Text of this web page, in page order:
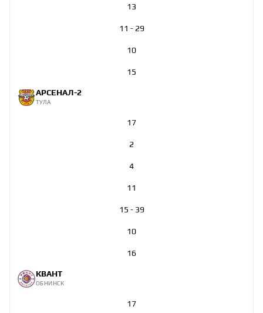
13
11 - 29
10
15
АРСЕНАЛ-2
ТУЛА
17
2
4
11
15 - 39
10
16
КВАНТ
ОБНИНСК
17